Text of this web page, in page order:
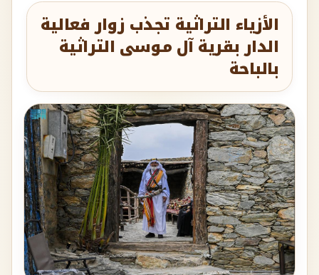
الأزياء التراثية تجذب زوار فعالية
الدار بقرية آل موسى التراثية
بالباحة